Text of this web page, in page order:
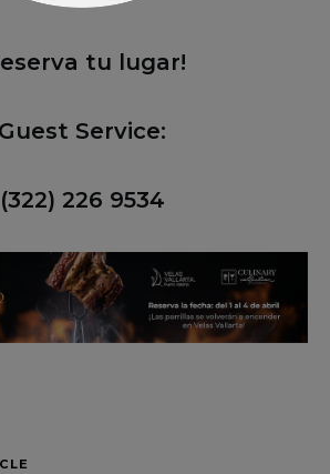
tu lugar!
Guest Service:
(322) 226 9534